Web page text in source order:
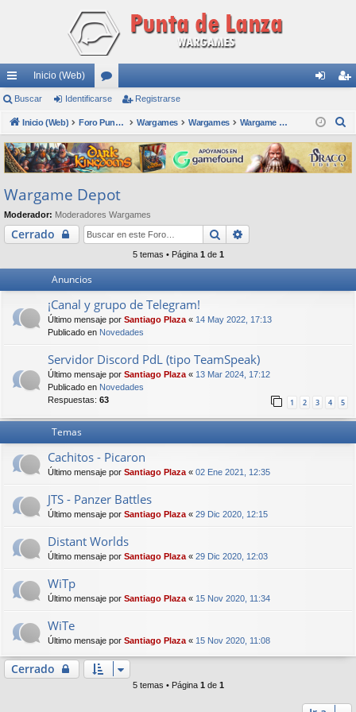
nl
ac
es
rá
pi
do
s
Inicio (Web)
or
os nti
fic
ar
ist
ra
rs
Buscar Identificarse Registrarse
Inicio (Web) Foro Punta de Lanza Wargames Wargames Wargames Wargame Depot
s
c
Wargame Depot
Moderador: Moderadores Wargames
Cerrado Buscar
5 temas • Página 1 de 1
Anuncios
¡Canal y grupo de Telegram!
Último mensaje por Santiago Plaza « 14 May 2022, 17:13
Publicado en Novedades
Servidor Discord PdL (tipo TeamSpeak)
Último mensaje por Santiago Plaza « 13 Mar 2024, 17:12
Publicado en Novedades
Respuestas: 63 1 2 3 4 5
Temas
Cachitos - Picaron
Último mensaje por Santiago Plaza « 02 Ene 2021, 12:35
JTS - Panzer Battles
Último mensaje por Santiago Plaza « 29 Dic 2020, 12:15
Distant Worlds
Último mensaje por Santiago Plaza « 29 Dic 2020, 12:03
WiTp
Último mensaje por Santiago Plaza « 15 Nov 2020, 11:34
WiTe
Último mensaje por Santiago Plaza « 15 Nov 2020, 11:08
Cerrado
5 temas • Página 1 de 1